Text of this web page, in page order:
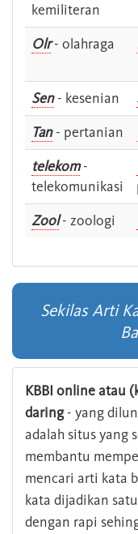
kemiliteran
Olr- olahraga
Sen- kesenian
Tan- pertanian
telekom-
telekomunikasi
Zool- zoologi
Sekilas Arti
KBBI online atau
daring- yang
adalah situs yang
membantu
mencari arti kata
kata dijadikan
dengan rapi